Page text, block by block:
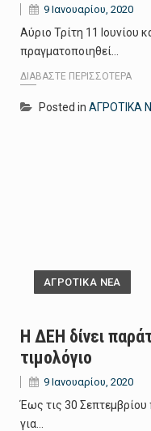
9 Ιανουαρίου, 2020
Αύριο Τρίτη 11 Ιουνίου
πραγματοποιηθεί…
ΔΙΑΒΆΣΤΕ ΠΕΡΙΣΣΌΤΕΡΑ
Posted in ΑΓΡΟΤΙΚΑ
ΑΓΡΟΤΙΚΑ ΝΕΑ
Η ΔΕΗ δίνει
τιμολόγιο
9 Ιανουαρίου, 2020
Έως τις 30 Σεπτεμβρίου
για…